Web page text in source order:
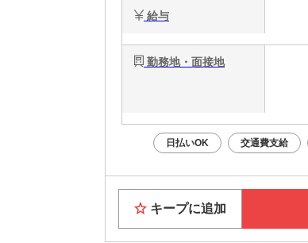
給与
勤務地・面接地
日払いOK 交通費支給
キープに追加